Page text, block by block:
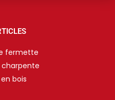
fermette
charpente
bois